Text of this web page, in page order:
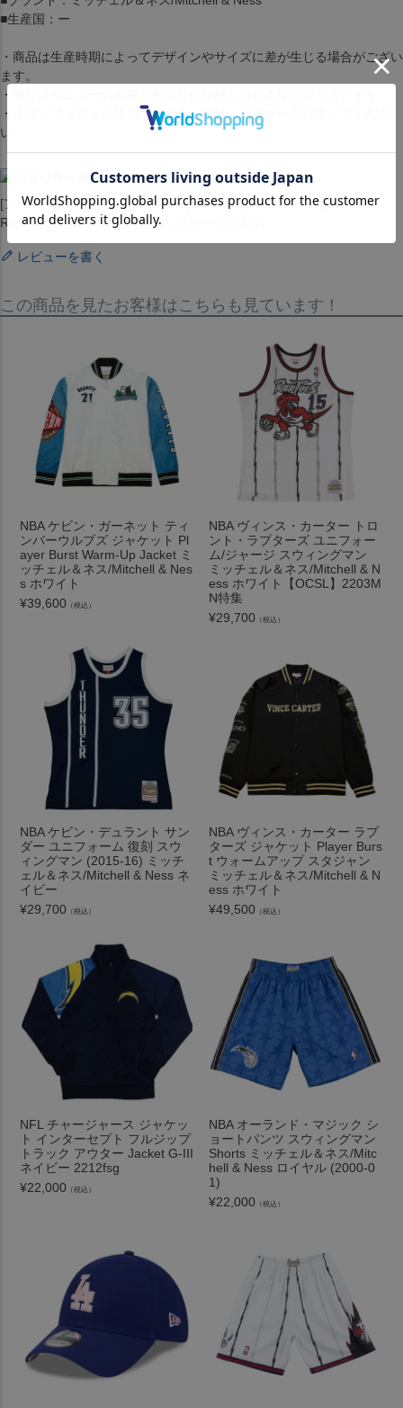
■生産国：ー
・商品は生産時期によってデザインやサイズに差が生じる場合がござい
ます。
・商品はモニターの影響で色の変化が感じられる場合がございます。
・洗濯・アイロンの使用につきましては、品質マークに従ってくださ
い。
[アウター][ジャンパー][Team Origins Varsity Satin Jacket][Toronto
Raptors][Black/White][バスケットボール][TOR]
レビューを書く
この商品を見たお客様はこちらも見ています！
NBA ケビン・ガーネット ティ
ンバーウルブズ ジャケット Pl
ayer Burst Warm-Up Jacket ミ
ッチェル＆ネス/Mitchell & Nes
s ホワイト
¥39,600 （税込）
NBA ヴィンス・カーター トロ
ント・ラプターズ ユニフォー
ム/ジャージ スウィングマン
ミッチェル＆ネス/Mitchell & N
ess ホワイト【OCSL】2203M
N特集
¥29,700 （税込）
NBA ケビン・デュラント サン
ダー ユニフォーム 復刻 スウ
ィングマン (2015-16) ミッチ
ェル＆ネス/Mitchell & Ness ネ
イビー
¥29,700 （税込）
NBA ヴィンス・カーター ラプ
ターズ ジャケット Player Burs
t ウォームアップ スタジャン
ミッチェル＆ネス/Mitchell & N
ess ホワイト
¥49,500 （税込）
NFL チャージャース ジャケッ
ト インターセプト フルジップ
トラック アウター Jacket G-III
ネイビー 2212fsg
¥22,000 （税込）
NBA オーランド・マジック シ
ョートパンツ スウィングマン
Shorts ミッチェル＆ネス/Mitc
hell & Ness ロイヤル (2000-0
1)
¥22,000 （税込）